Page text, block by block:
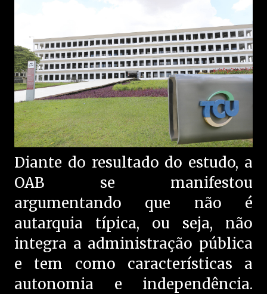
Diante do resultado do estudo, a
OAB se manifestou
argumentando que não é
autarquia típica, ou seja, não
integra a administração pública
e tem como características a
autonomia e independência.